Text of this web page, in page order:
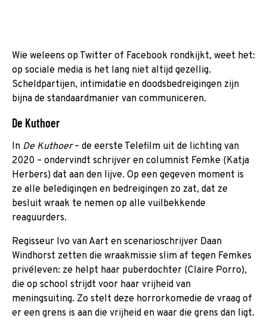
Wie weleens op Twitter of Facebook rondkijkt, weet het:
op sociale media is het lang niet altijd gezellig.
Scheldpartijen, intimidatie en doodsbedreigingen zijn
bijna de standaardmanier van communiceren.
De Kuthoer
In De Kuthoer– de eerste Telefilm uit de lichting van
2020 – ondervindt schrijver en columnist Femke (Katja
Herbers) dat aan den lijve. Op een gegeven moment is
ze alle beledigingen en bedreigingen zo zat, dat ze
besluit wraak te nemen op alle vuilbekkende
reaguurders.
Regisseur Ivo van Aart en scenarioschrijver Daan
Windhorst zetten die wraakmissie slim af tegen Femkes
privéleven: ze helpt haar puberdochter (Claire Porro),
die op school strijdt voor haar vrijheid van
meningsuiting. Zo stelt deze horrorkomedie de vraag of
er een grens is aan die vrijheid en waar die grens dan ligt.